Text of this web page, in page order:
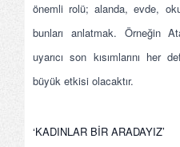
önemli rolü; alanda, evde,
bunları anlatmak. Örneğin
uyarıcı son kısımlarını her
büyük etkisi olacaktır.
‘KADINLAR BİR ARADAYIZ’